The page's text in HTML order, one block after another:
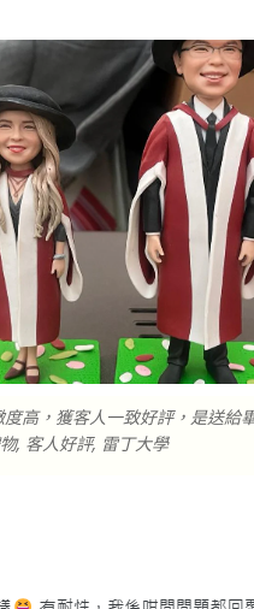
高，獲客人一致好評，是送給
, 客人好評, 雷丁大學